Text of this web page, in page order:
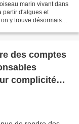
marin vivant dans
partir d'algues et
y trouve désormais
des comptes
complicité
à Gaza